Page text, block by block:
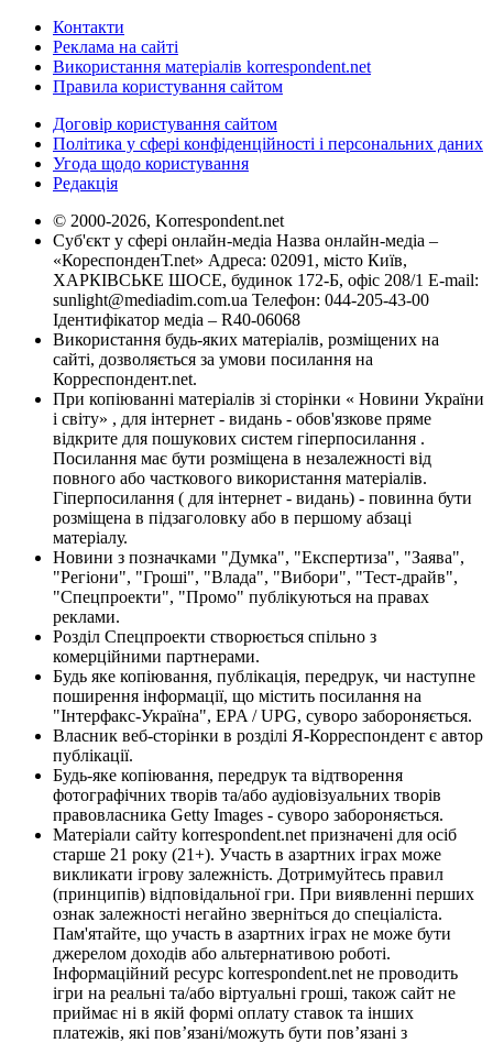
Контакти
Реклама на сайті
Використання матеріалів korrespondent.net
Правила користування сайтом
Договір користування сайтом
Політика у сфері конфіденційності і персональних даних
Угода щодо користування
Редакція
© 2000-2026, Korrespondent.net
Суб'єкт у сфері онлайн-медіа Назва онлайн-медіа –
«КореспонденТ.net» Адреса: 02091, місто Київ,
ХАРКІВСЬКЕ ШОСЕ, будинок 172-Б, офіс 208/1 E-mail:
sunlight@mediadim.com.ua Телефон: 044-205-43-00
Ідентифікатор медіа – R40-06068
Використання будь-яких матеріалів, розміщених на
сайті, дозволяється за умови посилання на
Корреспондент.net.
При копіюванні матеріалів зі сторінки « Новини України
і світу» , для інтернет - видань - обов'язкове пряме
відкрите для пошукових систем гіперпосилання .
Посилання має бути розміщена в незалежності від
повного або часткового використання матеріалів.
Гіперпосилання ( для інтернет - видань) - повинна бути
розміщена в підзаголовку або в першому абзаці
матеріалу.
Новини з позначками "Думка", "Експертиза", "Заява",
"Регіони", "Гроші", "Влада", "Вибори", "Тест-драйв",
"Спецпроекти", "Промо" публікуються на правах
реклами.
Розділ Спецпроекти створюється спільно з
комерційними партнерами.
Будь яке копіювання, публікація, передрук, чи наступне
поширення інформації, що містить посилання на
"Інтерфакс-Україна", EPA / UPG, суворо забороняється.
Власник веб-сторінки в розділі Я-Корреспондент є автор
публікації.
Будь-яке копіювання, передрук та відтворення
фотографічних творів та/або аудіовізуальних творів
правовласника Getty Images - суворо забороняється.
Матеріали сайту korrespondent.net призначені для осіб
старше 21 року (21+). Участь в азартних іграх може
викликати ігрову залежність. Дотримуйтесь правил
(принципів) відповідальної гри. При виявленні перших
ознак залежності негайно зверніться до спеціаліста.
Пам'ятайте, що участь в азартних іграх не може бути
джерелом доходів або альтернативою роботі.
Інформаційний ресурс korrespondent.net не проводить
ігри на реальні та/або віртуальні гроші, також сайт не
приймає ні в якій формі оплату ставок та інших
платежів, які пов’язані/можуть бути пов’язані з